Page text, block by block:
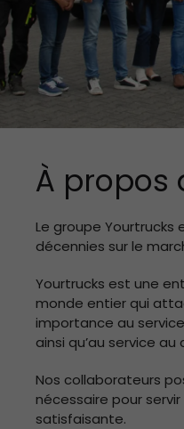
À propos
Le groupe
décennies sur le
Yourtrucks est une
monde entier qui
importance au
ainsi qu’au service au
Nos collaborateurs
nécessaire pour
satisfaisante.